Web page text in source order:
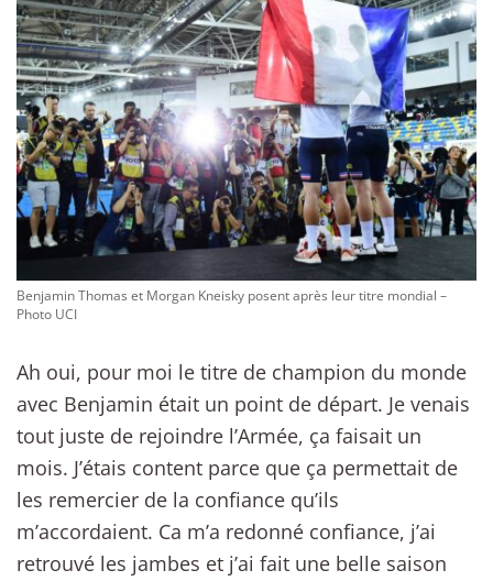
Benjamin Thomas et Morgan Kneisky posent après leur titre mondial –
Photo UCI
Ah oui, pour moi le titre de champion du monde
avec Benjamin était un point de départ. Je venais
tout juste de rejoindre l’Armée, ça faisait un
mois. J’étais content parce que ça permettait de
les remercier de la confiance qu’ils
m’accordaient. Ca m’a redonné confiance, j’ai
retrouvé les jambes et j’ai fait une belle saison